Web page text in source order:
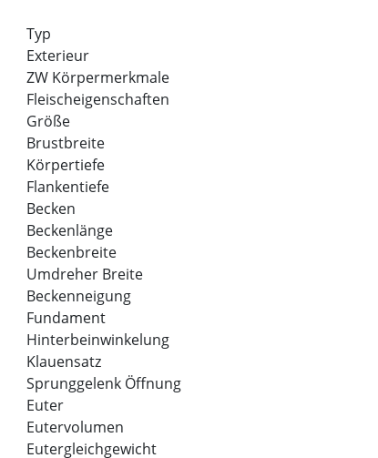
Typ
Exterieur
ZW Körpermerkmale
Fleischeigenschaften
Größe
Brustbreite
Körpertiefe
Flankentiefe
Becken
Beckenlänge
Beckenbreite
Umdreher Breite
Beckenneigung
Fundament
Hinterbeinwinkelung
Klauensatz
Sprunggelenk Öffnung
Euter
Eutervolumen
Eutergleichgewicht